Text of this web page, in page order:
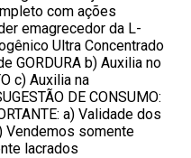
com ações
emagrecedor da L-
Ultra Concentrado
GORDURA b) Auxilia no
c) Auxilia na
DE CONSUMO:
a) Validade dos
Vendemos somente
lacrados